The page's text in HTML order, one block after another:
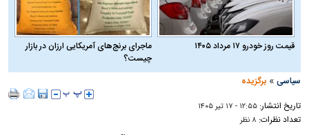
قیمت روز خودرو ۱۷ مرداد ۱۴۰۵
ماجرای برنج‌های آمریکایی ارزان در بازار
چیست؟
سیاسی »برگزیده
تاریخ انتشار:۱۲:۵۵ - ۱۷ تير ۱۴۰۵
تعداد نظرات: ۸ نظر